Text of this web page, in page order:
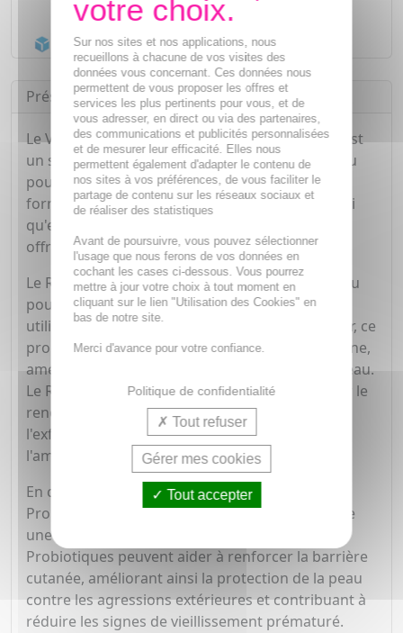
Livraison gratuite dès55€
Acheminement Chronoposten 24h*
Présentation
Le VICHY Liftactiv Specialist - Retinol serum [A] est
un sérum correcteur anti-rides profondes conçu
pour cibler les rides tenaces et profondes. Sa
formule est enrichie en 0,2% de Rétinol pur, ainsi
qu'en Fractions de probiotiques et Bio-peptides,
offrant ainsi une action anti-âge intense.
Le Rétinol est un dérivé de la vitamine A, reconnu
pour ses propriétés anti-âge puissantes. En
utilisant un sérum enrichi en 0,2% de Rétinol pur, ce
produit aide à stimuler la production de collagène,
améliorant ainsi l'élasticité et la fermeté de la peau.
Le Rétinol est également efficace pour accélérer le
renouvellement cellulaire, ce qui contribue à
l'exfoliation des cellules mortes de la peau et à
l'amélioration de son éclat.
En combinant le Rétinol avec des Fractions de
Probiotiques et des Bio-Peptides, ce sérum offre
une action anti-âge complète. Les Fractions de
Probiotiques peuvent aider à renforcer la barrière
cutanée, améliorant ainsi la protection de la peau
contre les agressions extérieures et contribuant à
réduire les signes de vieillissement prématuré.
Sur nos sites et nos applications, nous
recueillons à chacune de vos visites des
données vous concernant. Ces données nous
permettent de vous proposer les offres et
services les plus pertinents pour vous, et de
vous adresser, en direct ou via des partenaires,
des communications et publicités personnalisées
et de mesurer leur efficacité. Elles nous
permettent également d'adapter le contenu de
nos sites à vos préférences, de vous faciliter le
partage de contenu sur les réseaux sociaux et
de réaliser des statistiques
Avant de poursuivre, vous pouvez sélectionner
l'usage que nous ferons de vos données en
cochant les cases ci-dessous. Vous pourrez
mettre à jour votre choix à tout moment en
cliquant sur le lien "Utilisation des Cookies" en
bas de notre site.
Merci d'avance pour votre confiance.
Politique de confidentialité
Tout refuser
Gérer mes cookies
Tout accepter